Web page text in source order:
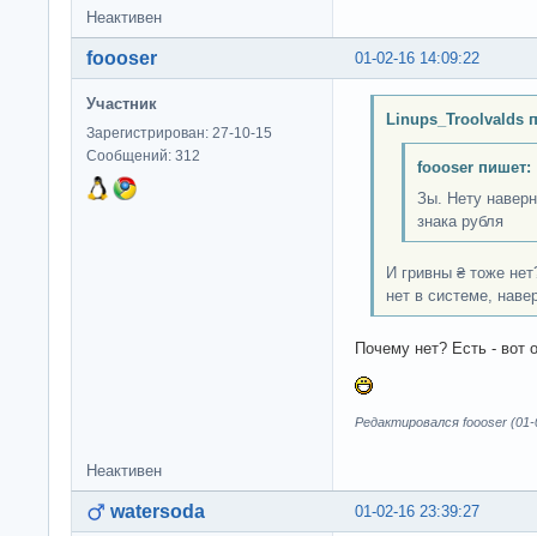
Неактивен
01-02-16 14:09:22
foooser
Участник
Зарегистрирован: 27-10-15
Сообщений: 312
Linups_Troolvalds
foooser пишет:
Зы. Нету
знака рубля
И гривны ₴ тоже
нет в системе,
Почему нет? Есть - вот
Редактировался foooser
Неактивен
01-02-16 23:39:27
watersoda